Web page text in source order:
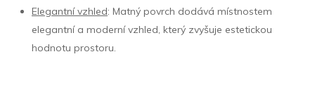
Elegantní vzhled: Matný povrch dodává místnostem
elegantní a moderní vzhled, který zvyšuje estetickou
hodnotu prostoru.